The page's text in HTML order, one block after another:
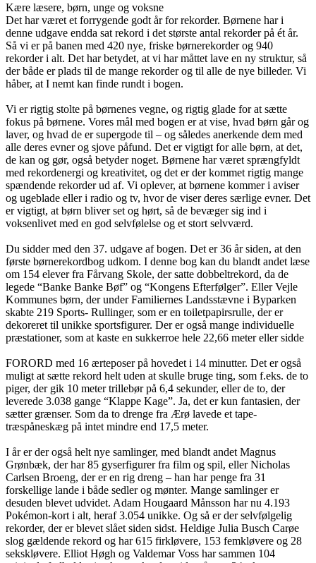
Kære læsere, børn, unge og voksne
Det har været et forrygende godt år for rekorder. Børnene har i
denne udgave endda sat rekord i det største antal rekorder på ét år.
Så vi er på banen med 420 nye, friske børnerekorder og 940
rekorder i alt. Det har betydet, at vi har måttet lave en ny struktur, så
der både er plads til de mange rekorder og til alle de nye billeder. Vi
håber, at I nemt kan finde rundt i bogen.
Vi er rigtig stolte på børnenes vegne, og rigtig glade for at sætte
fokus på børnene. Vores mål med bogen er at vise, hvad børn går og
laver, og hvad de er supergode til – og således anerkende dem med
alle deres evner og sjove påfund. Det er vigtigt for alle børn, at det,
de kan og gør, også betyder noget. Børnene har været sprængfyldt
med rekordenergi og kreativitet, og det er der kommet rigtig mange
spændende rekorder ud af. Vi oplever, at børnene kommer i aviser
og ugeblade eller i radio og tv, hvor de viser deres særlige evner. Det
er vigtigt, at børn bliver set og hørt, så de bevæger sig ind i
voksenlivet med en god selvfølelse og et stort selvværd.
Du sidder med den 37. udgave af bogen. Det er 36 år siden, at den
første børnerekordbog udkom. I denne bog kan du blandt andet læse
om 154 elever fra Fårvang Skole, der satte dobbeltrekord, da de
legede “Banke Banke Bøf” og “Kongens Efterfølger”. Eller Vejle
Kommunes børn, der under Familiernes Landsstævne i Byparken
skabte 219 Sports- Rullinger, som er en toiletpapirsrulle, der er
dekoreret til unikke sportsfigurer. Der er også mange individuelle
præstationer, som at kaste en sukkerroe hele 22,66 meter eller sidde
FORORD med 16 ærteposer på hovedet i 14 minutter. Det er også
muligt at sætte rekord helt uden at skulle bruge ting, som f.eks. de to
piger, der gik 10 meter trillebør på 6,4 sekunder, eller de to, der
leverede 3.038 gange “Klappe Kage”. Ja, det er kun fantasien, der
sætter grænser. Som da to drenge fra Ærø lavede et tape-
træspåneskæg på intet mindre end 17,5 meter.
I år er der også helt nye samlinger, med blandt andet Magnus
Grønbæk, der har 85 gyserfigurer fra film og spil, eller Nicholas
Carlsen Broeng, der er en rig dreng – han har penge fra 31
forskellige lande i både sedler og mønter. Mange samlinger er
desuden blevet udvidet. Adam Hougaard Månsson har nu 4.193
Pokémon-kort i alt, heraf 3.054 unikke. Og så er der selvfølgelig
rekorder, der er blevet slået siden sidst. Heldige Julia Busch Carøe
slog gældende rekord og har 615 firkløvere, 153 femkløvere og 28
sekskløvere. Elliot Høgh og Valdemar Voss har sammen 104